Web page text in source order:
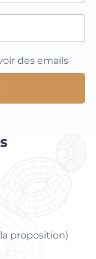
des emails
proposition)